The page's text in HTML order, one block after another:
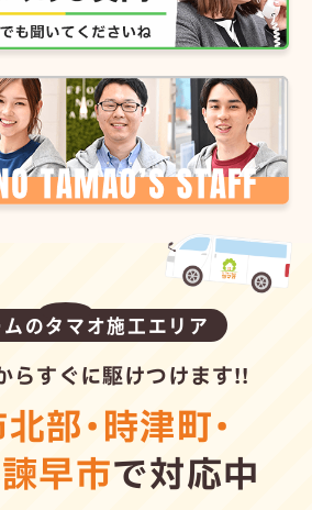
のタマオ施工エリア
らすぐに駆けつけます!!
部・時津町・
諫早市で対応中